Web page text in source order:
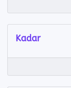
Kadar